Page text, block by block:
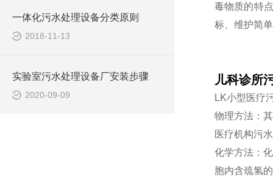
一体化污水处理设备分类原则
2018-11-13
实验室污水处理设备厂安装步骤
2020-09-09
毒物质的特
标、维护简
儿科诊所
LK小型医疗
物理方法：
医疗机构污
化学方法：
胞内含巯氢